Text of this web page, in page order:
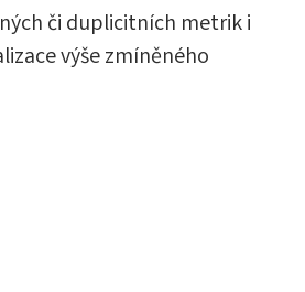
či duplicitních metrik i
výše zmíněného